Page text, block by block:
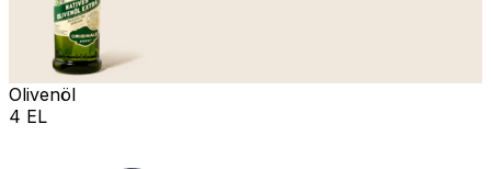
Olivenöl
4 EL